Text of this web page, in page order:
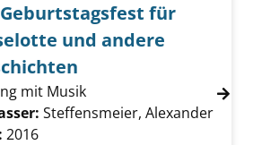
Details von Ein Geburtstagsfest
für
und andere
mit Musik
Steffensmeier, Alexander
2016